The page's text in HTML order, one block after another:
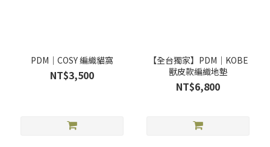
PDM｜COSY 編織貓窩
NT$3,500
【全台獨家】PDM｜KOBE
獸皮款編織地墊
NT$6,800